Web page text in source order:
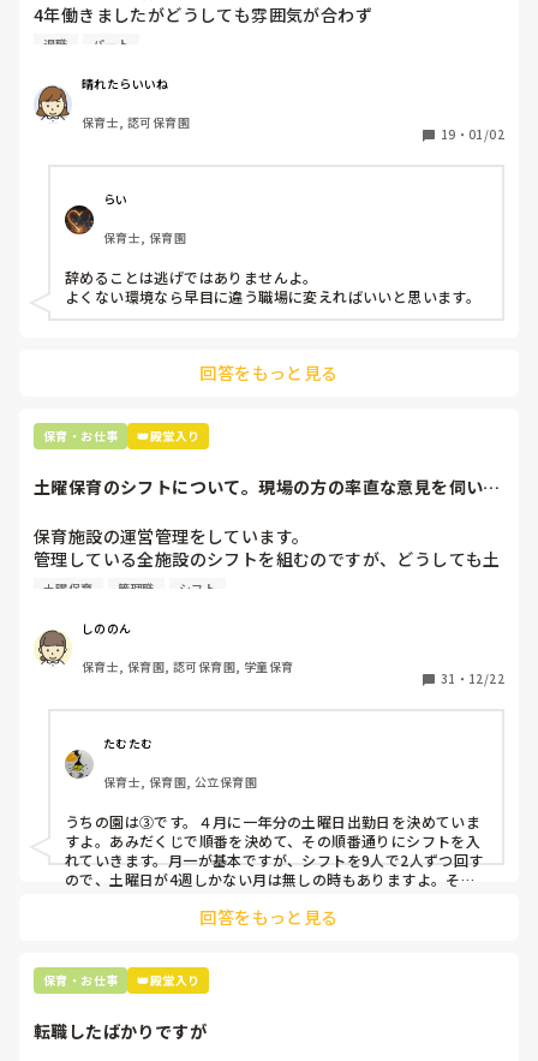
4年働きましたがどうしても雰囲気が合わず
退職しようと思っています。
周りの職員は、勤続10年以上から何十年という先生がほとん
どです。
保護者子どもの愚痴悪口が多く、
今で言う不適切保育も
仕方ないよね
もう何も言わずに
子どもの言いなりになればいいんだね
などいう意見で…
上の先生に相談することは難しそうです。
最後の職場にしようと思っていましたが
辞めることは逃げ、と、過去辞めた人も何年も言われ続けて
います
退職 パート
晴れたらいいね
保育士, 認可保育園
19 ・ 01/02
らい
保育士, 保育園
辞めることは逃げではありませんよ。
よくない環境なら早目に違う職場に変えればいいと思います。
回答をもっと見る
保育・お仕事 👑殿堂入り
土曜保育のシフトについて。現場の方の率直な意見を伺いた
保育施設の運営管理をしています。
管理している全施設のシフトを組むのですが、どうしても土
曜保育だけは入れる方が少なく、いつも苦労しています。
て入職しているはずですが、いざ勤務が始まると一日も土曜
出勤が出来ない方ばかりです。
①土曜日の希望休は2日まで、と制限をかける
②毎月、必ず土曜保育に入ることのできる日を1日だけピッ
クアップしてもらう
③仮シフトが出た時、土曜出勤が難しければ自身で代わりの
人を交渉して見つけてもらう
上記のいずれかの対策を取り入れることを考えています。
土曜保育 管理職 シフト
しののん
保育士, 保育園, 認可保育園, 学童保育
31 ・ 12/22
たむたむ
保育士, 保育園, 公立保育園
うちの園は③です。４月に一年分の土曜日出勤日を決めていま
すよ。あみだくじで順番を決めて、その順番通りにシフトを入
れていきます。月一が基本ですが、シフトを9人で2人ずつ回す
ので、土曜日が4週しかない月は無しの時もありますよ。その
て貰い、主任に報告してます。
回答をもっと見る
保育・お仕事 👑殿堂入り
転職したばかりですが